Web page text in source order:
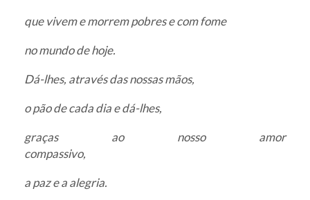
que vivem e morrem pobres e com fome
no mundo de hoje.
Dá-lhes, através das nossas mãos,
o pão de cada dia e dá-lhes,
graças ao nosso amor
compassivo,
a paz e a alegria.